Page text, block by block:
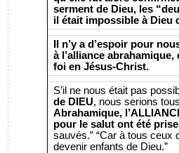
serment de Dieu, les
il était impossible à Dieu
Il n’y a d’espoir pour
à l’alliance
foi en Jésus-Christ.
S’il ne nous était pas
de DIEU, nous serions
Abrahamique,
pour le salut ont été
sauvés.” “Car à tous ceux
devenir enfants de Dieu.”